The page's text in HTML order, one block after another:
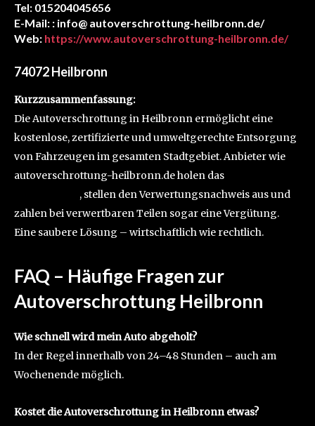
Tel: 015204045656
E-Mail: : info@ autoverschrottung-heilbronn.de/
Web: https://www.autoverschrottung-heilbronn.de/
74072 Heilbronn
Kurzzusammenfassung:
Die Autoverschrottung in Heilbronn ermöglicht eine
kostenlose, zertifizierte und umweltgerechte Entsorgung
von Fahrzeugen im gesamten Stadtgebiet. Anbieter wie
autoverschrottung-heilbronn.de holen das
, stellen den Verwertungsnachweis aus und
zahlen bei verwertbaren Teilen sogar eine Vergütung.
Eine saubere Lösung – wirtschaftlich wie rechtlich.
FAQ – Häufige Fragen zur
Autoverschrottung Heilbronn
Wie schnell wird mein Auto abgeholt?
In der Regel innerhalb von 24–48 Stunden – auch am
Wochenende möglich.
Kostet die Autoverschrottung in Heilbronn etwas?